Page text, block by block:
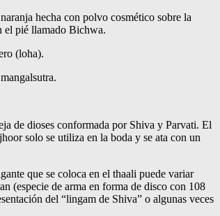
hecha con polvo cosmético sobre la
el pié llamado Bichwa.
(loha).
de dioses conformada por Shiva y Parvati. El
solo se utiliza en la boda y se ata con un
que se coloca en el thaali puede variar
(especie de arma en forma de disco con 108
del “lingam de Shiva” o algunas veces